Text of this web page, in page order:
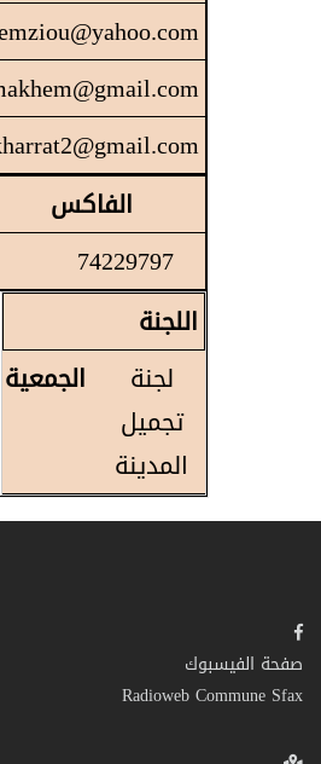
الفاكس
74229797
اللجنة
لجنة
تجميل
المدينة
صفحة الفيسبوك
Radioweb Commune Sfax